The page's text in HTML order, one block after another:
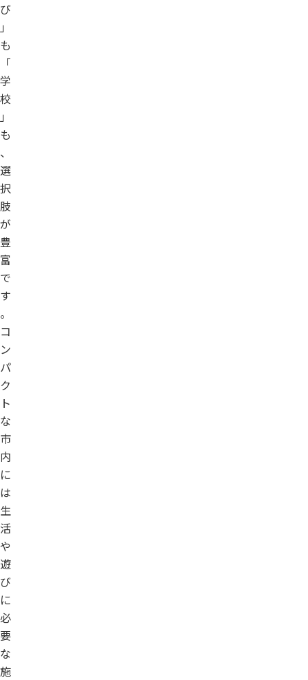
び
」
も
「
学
校
」
も
、
選
択
肢
が
豊
富
で
す
。
コ
ン
パ
ク
ト
な
市
内
に
は
生
活
や
遊
び
に
必
要
な
施